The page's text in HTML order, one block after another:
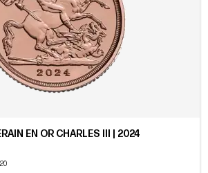
EN OR CHARLES III | 2024